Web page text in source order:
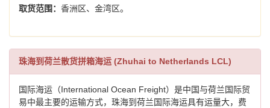
取货范围： 香洲区、金湾区。
珠海到荷兰散货拼箱海运 (Zhuhai to Netherlands LCL)
国际海运（International Ocean Freight）是中国与荷兰国际贸
易中最主要的运输方式，珠海到荷兰国际海运具有运量大，费